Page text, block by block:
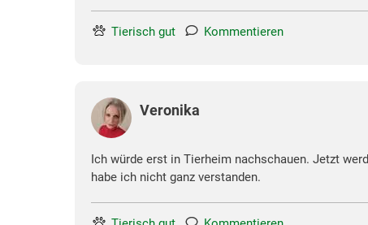
Tierisch gut Kommentieren
Veronika
Ich würde erst in Tierheim nachschauen. Jetzt
habe ich nicht ganz verstanden.